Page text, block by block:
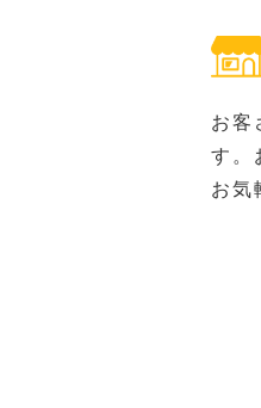
お客
す。
お気